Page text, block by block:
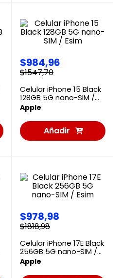
$984,96
$1547,70
Celular iPhone 15 Black
128GB 5G nano-SIM /
Esim
Apple
Añadir
al
$978,98
$1818,98
Celular iPhone 17E Black
256GB 5G nano-SIM /
Esim
Apple